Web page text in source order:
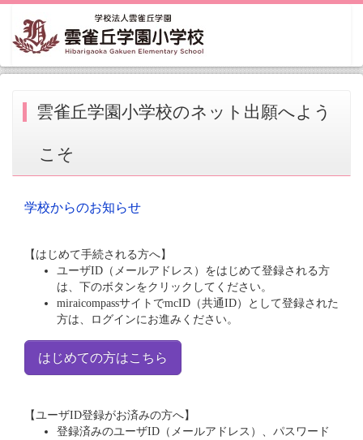
雲雀丘学園小学校のネット出願へよう
こそ
学校からのお知らせ
【はじめて手続される方へ】
ユーザID（メールアドレス）をはじめて登録される方
は、下のボタンをクリックしてください。
miraicompassサイトでmcID（共通ID）として登録された
方は、ログインにお進みください。
はじめての方はこちら
【ユーザID登録がお済みの方へ】
登録済みのユーザID（メールアドレス）、パスワード